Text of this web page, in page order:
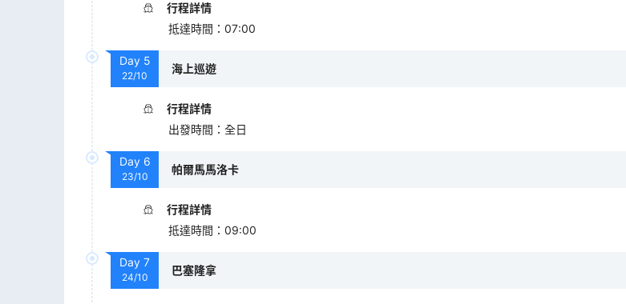
行程詳情
抵達時間 ： 07:00
Day 5
22/10
海上巡遊
行程詳情
出發時間 ： 全日
Day 6
23/10
帕爾馬馬洛卡
行程詳情
抵達時間 ： 09:00
Day 7
24/10
巴塞隆拿